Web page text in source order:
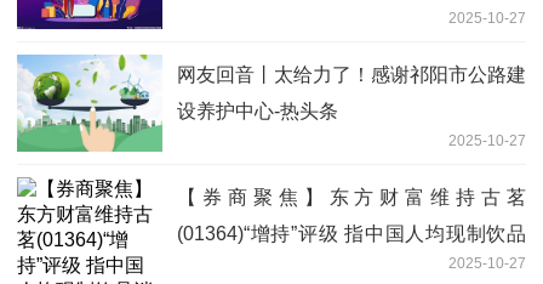
2025-10-27
网友回音丨太给力了！感谢祁阳市公路建
设养护中心-热头条
2025-10-27
【券商聚焦】东方财富维持古茗
(01364)“增持”评级 指中国人均现制饮品
2025-10-27